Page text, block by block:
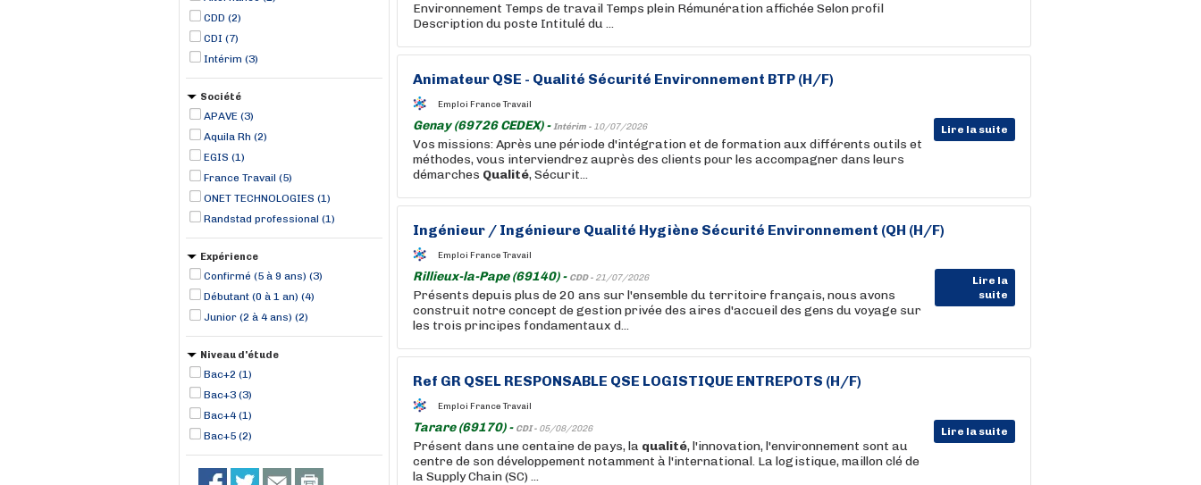
Irigny (1)
Tarare (1)
CDD (2)
CDI (7)
Intérim (3)
Société
APAVE (3)
Aquila Rh (2)
EGIS (1)
France Travail (5)
ONET TECHNOLOGIES (1)
Randstad professional (1)
Expérience
Confirmé (5 à 9 ans) (3)
Débutant (0 à 1 an) (4)
Junior (2 à 4 ans) (2)
Niveau d'étude
Bac+2 (1)
Bac+3 (3)
Bac+4 (1)
Bac+5 (2)
Environnement Temps de travail Temps plein Rémunération affichée Selon profil
Description du poste Intitulé du ...
Animateur QSE - Qualité Sécurité Environnement BTP (H/F)
Emploi France Travail
Genay (69726 CEDEX) -Intérim - 10/07/2026 Lire la suite
Vos missions: Après une période d'intégration et de formation aux différents outils et
méthodes, vous interviendrez auprès des clients pour les accompagner dans leurs
démarches Qualité, Sécurit...
Ingénieur / Ingénieure Qualité Hygiène Sécurité Environnement (QH (H/F)
Emploi France Travail
Rillieux-la-Pape (69140) - CDD - 21/07/2026
Lire la
suite
Présents depuis plus de 20 ans sur l'ensemble du territoire français, nous avons
construit notre concept de gestion privée des aires d'accueil des gens du voyage sur
les trois principes fondamentaux d...
Ref GR QSEL RESPONSABLE QSE LOGISTIQUE ENTREPOTS (H/F)
Emploi France Travail
Tarare (69170) - CDI - 05/08/2026 Lire la suite
Présent dans une centaine de pays, la qualité, l'innovation, l'environnement sont au
centre de son développement notamment à l'international. La logistique, maillon clé de
la Supply Chain (SC) ...